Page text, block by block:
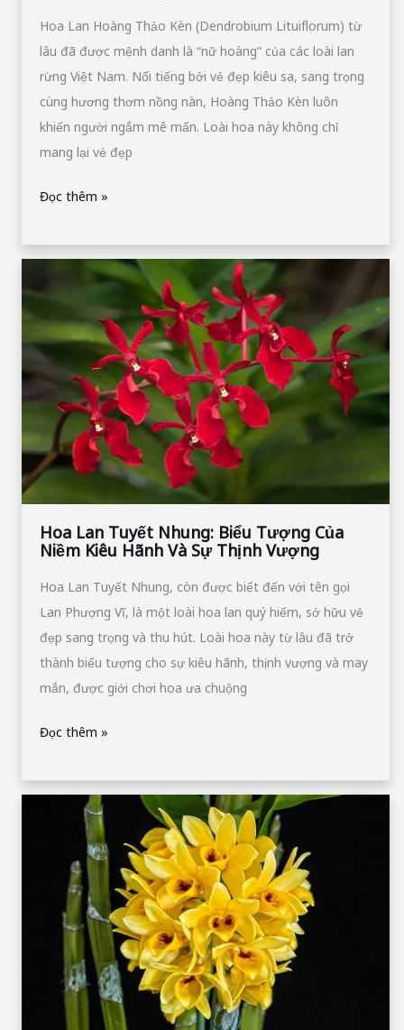
Hoa Lan Hoàng Thảo Kèn (Dendrobium Lituiflorum) từ
lâu đã được mệnh danh là “nữ hoàng” của các loài lan
rừng Việt Nam. Nổi tiếng bởi vẻ đẹp kiêu sa, sang trọng
cùng hương thơm nồng nàn, Hoàng Thảo Kèn luôn
khiến người ngắm mê mẩn. Loài hoa này không chỉ
mang lại vẻ đẹp
Đọc thêm »
Hoa Lan Tuyết Nhung: Biểu Tượng Của
Niềm Kiêu Hãnh Và Sự Thịnh Vượng
Hoa Lan Tuyết Nhung, còn được biết đến với tên gọi
Lan Phượng Vĩ, là một loài hoa lan quý hiếm, sở hữu vẻ
đẹp sang trọng và thu hút. Loài hoa này từ lâu đã trở
thành biểu tượng cho sự kiêu hãnh, thịnh vượng và may
mắn, được giới chơi hoa ưa chuộng
Lan
Tuyết
Nhung:
Biểu
Tượng
Của
Niềm
Kiêu
Và
Sự
Đọc thêm »
Một
Trong
Những
Loại